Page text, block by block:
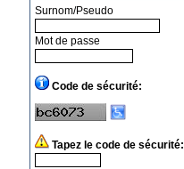
Surnom/Pseudo
Mot de passe
Code de sécurité:
Tapez le code de sécurité: